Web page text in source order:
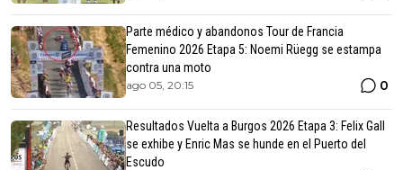
Parte médico y abandonos Tour de Francia
Femenino 2026 Etapa 5: Noemi Rüegg se estampa
contra una moto
ago 05, 20:15 0
Resultados Vuelta a Burgos 2026 Etapa 3: Felix Gall
se exhibe y Enric Mas se hunde en el Puerto del
Escudo